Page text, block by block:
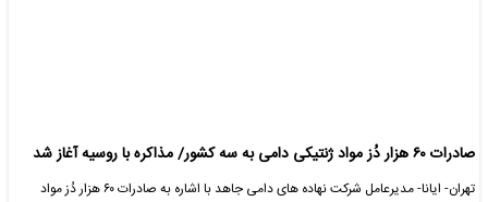
صادرات ۶۰ هزار دُز مواد ژنتیکی دامی به سه کشور/ مذاکره با روسیه آغاز شد
تهران- ایانا- مدیرعامل شرکت نهاده های دامی جاهد با اشاره به صادرات ۶۰ هزار دُز مواد